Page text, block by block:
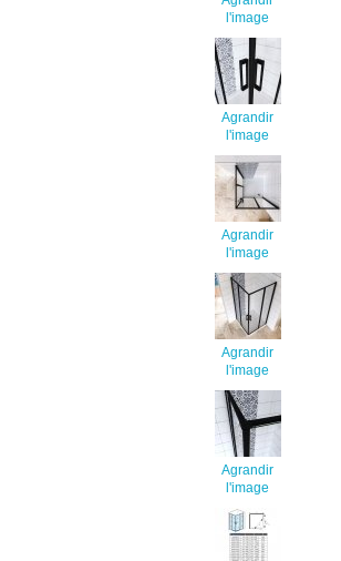
l'image
Agrandir
l'image
Agrandir
l'image
Agrandir
l'image
Agrandir
l'image